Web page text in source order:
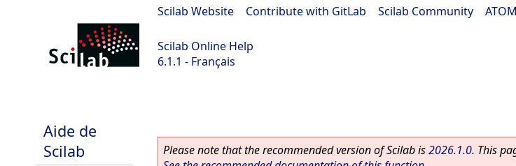
Scilab Website Contribute with GitLab Scilab Community
Scilab Online Help
6.1.1 - Français
Aide de
Scilab
Please note that the recommended version of Scilab is2026.1.0. This